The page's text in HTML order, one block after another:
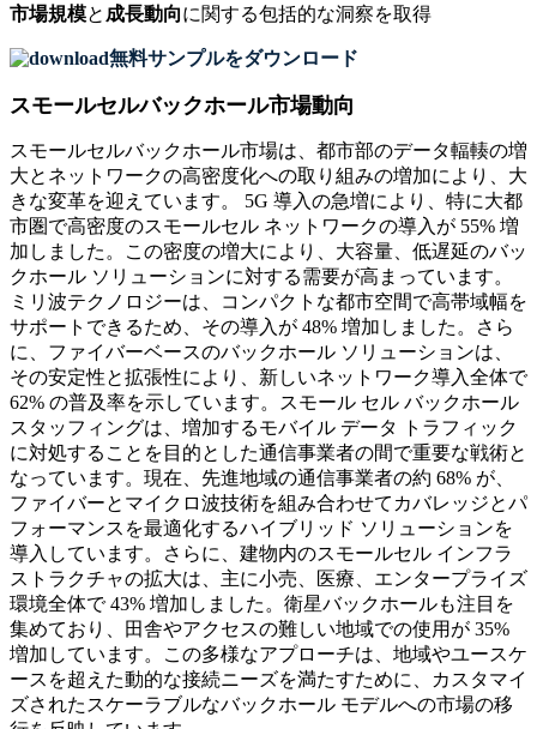
市場規模と成長動向に関する包括的な洞察を取得
無料サンプルをダウンロード
スモールセルバックホール市場動向
スモールセルバックホール市場は、都市部のデータ輻輳の増
大とネットワークの高密度化への取り組みの増加により、大
きな変革を迎えています。 5G 導入の急増により、特に大都
市圏で高密度のスモールセル ネットワークの導入が 55% 増
加しました。この密度の増大により、大容量、低遅延のバッ
クホール ソリューションに対する需要が高まっています。
ミリ波テクノロジーは、コンパクトな都市空間で高帯域幅を
サポートできるため、その導入が 48% 増加しました。さら
に、ファイバーベースのバックホール ソリューションは、
その安定性と拡張性により、新しいネットワーク導入全体で
62% の普及率を示しています。スモール セル バックホール
スタッフィングは、増加するモバイル データ トラフィック
に対処することを目的とした通信事業者の間で重要な戦術と
なっています。現在、先進地域の通信事業者の約 68% が、
ファイバーとマイクロ波技術を組み合わせてカバレッジとパ
フォーマンスを最適化するハイブリッド ソリューションを
導入しています。さらに、建物内のスモールセル インフラ
ストラクチャの拡大は、主に小売、医療、エンタープライズ
環境全体で 43% 増加しました。衛星バックホールも注目を
集めており、田舎やアクセスの難しい地域での使用が 35%
増加しています。この多様なアプローチは、地域やユースケ
ースを超えた動的な接続ニーズを満たすために、カスタマイ
ズされたスケーラブルなバックホール モデルへの市場の移